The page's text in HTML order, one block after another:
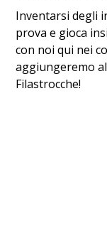
Inventarsi degli
prova e gioca
con noi qui nei
aggiungeremo
Filastrocche!